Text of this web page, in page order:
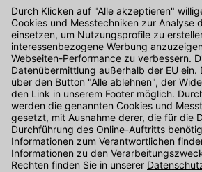
Kontakt
Unser Onlineshop Team ist montags bis
Uhr unter der Telefonnummer07071 / 151-
Alternativ können Sie unser Kontaktformular
Den Kontakt direkt in unsere